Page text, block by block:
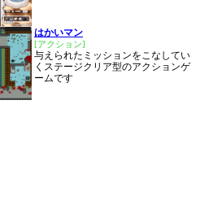
はかいマン
[アクション]
与えられたミッションをこなしてい
くステージクリア型のアクションゲ
ームです